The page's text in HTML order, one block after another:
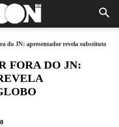
do JN: apresentador revela substituto
FORA DO JN: